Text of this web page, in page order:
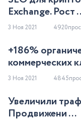
Exchange. Рост
3 Ноя 2021
+186%
коммерческих
3 Ноя 2021
Увеличили
Продвижени ...